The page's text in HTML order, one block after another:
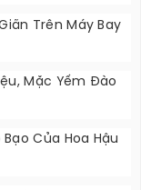
Trên Máy Bay
Mặc Yếm Đào
Của Hoa Hậu